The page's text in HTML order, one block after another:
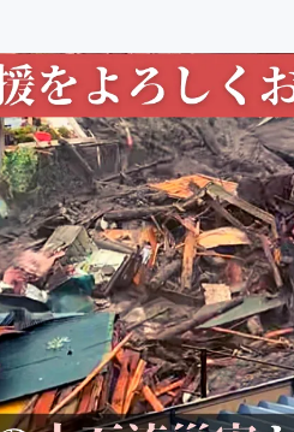
音楽
ジェット ゲーム・サ
書籍・雑誌
チャレンジ
活性化